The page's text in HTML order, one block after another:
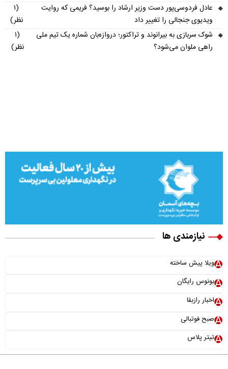
عادل فردوسی‌پور دست وزیر ارشاد را بوسید؟ فریمی که روایت
ویدیوی جنجالی را تغییر داد
نظر)
شوک سربازی به بیرانوند و تراکتور؛ دروازه‌بان شماره یک تیم ملی
راهی ملوان می‌شود؟
نظر)
نیازمندی ها
ویلا پیش ساخته
بونوس رایگان
اخبار رازبقا
صبح فوتبالی
تیتر پلاس
×
نقش سامانه دفاع موشکی «اچ کیو ۹» در امنیت ملی کشور